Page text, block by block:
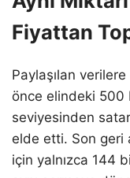
Fiyattan
Paylaşılan
önce elindeki 500
seviyesinden
elde etti. Son geri
için yalnızca 144